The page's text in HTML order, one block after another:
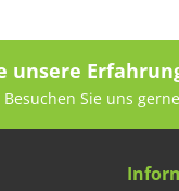
unsere
Sie uns